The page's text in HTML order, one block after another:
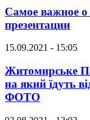
Самое важное о
презентации
15.09.2021 - 15:05
Житомирське
на який їдуть
ФОТО